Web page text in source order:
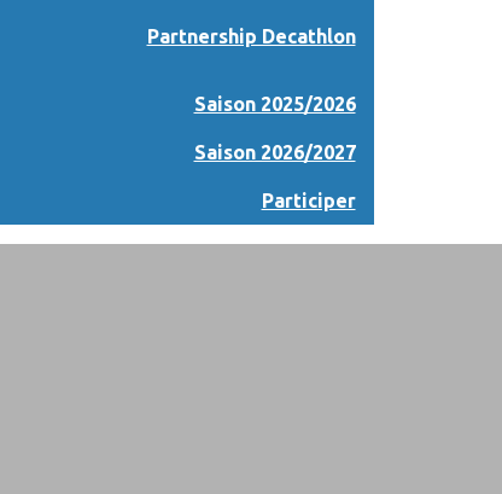
Partnership Decathlon
Saison 2025/2026
Saison 2026/2027
Participer